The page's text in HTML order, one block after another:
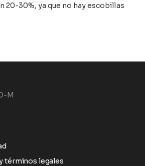
20-30%, ya que no hay escobillas
M
términos legales